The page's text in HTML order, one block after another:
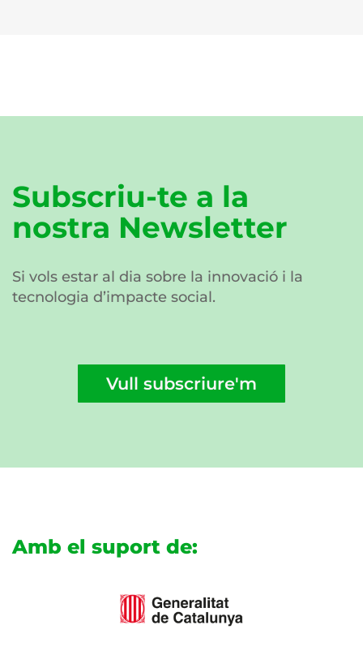
Subscriu-te a la
nostra Newsletter
Si vols estar al dia sobre la innovació i la
tecnologia d’impacte social.
Vull subscriure'm
Amb el suport de: